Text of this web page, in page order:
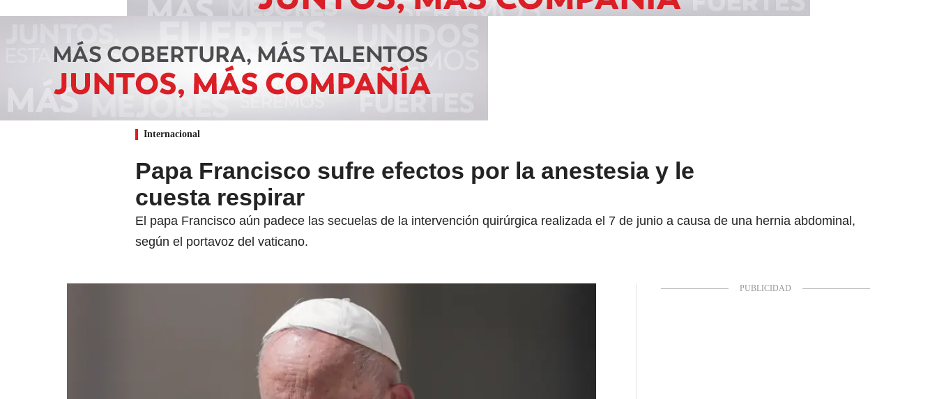
Internacional
Papa Francisco sufre efectos por la anestesia y le
cuesta respirar
El papa Francisco aún padece las secuelas de la intervención quirúrgica realizada el 7 de junio a causa de una hernia abdominal,
según el portavoz del vaticano.